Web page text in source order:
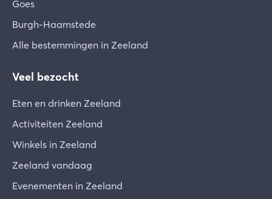
Goes
Burgh-Haamstede
Alle bestemmingen in Zeeland
Veel bezocht
Eten en drinken Zeeland
Activiteiten Zeeland
Winkels in Zeeland
Zeeland vandaag
Evenementen in Zeeland